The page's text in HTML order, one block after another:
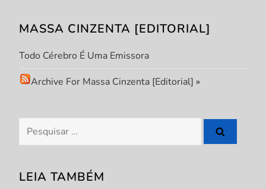
d
e
P
o
s
t
MASSA CINZENTA [EDITORIAL]
Todo Cérebro É Uma Emissora
Archive For Massa Cinzenta [Editorial] »
Pesquisar
por:
LEIA TAMBÉM